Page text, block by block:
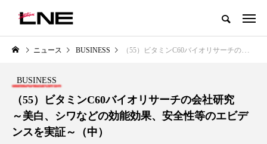
グローバルビューティ＆ヘルスケアビジネス誌
LIFESTYLE BUSINESS
ニュース BUSINESS （55）ビタミンC60バイオリサーチの会社研究 ～美白、シワなどの効能効果、安全性等のエビデンスを実証～（中）
BUSINESS
（55）ビタミンC60バイオリサーチの会社研究
～美白、シワなどの効能効果、安全性等のエビデ
ンスを実証～（中）